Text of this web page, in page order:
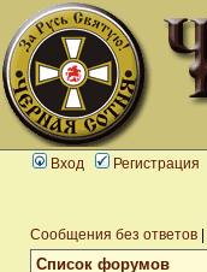
Вход Регистрация
Сообщения без ответов
Список форумов